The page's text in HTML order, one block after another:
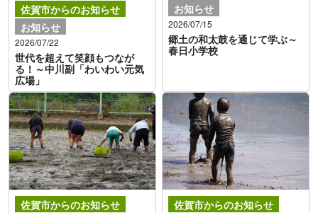
佐賀市からのお知らせ
お知らせ
2026/07/22
世代を超えて笑顔もつなが
る！～中川副「わいわい元気
広場」
お知らせ
2026/07/15
郷土の和太鼓を通じて学ぶ～
春日小学校
佐賀市からのお知らせ
佐賀市からのお知らせ